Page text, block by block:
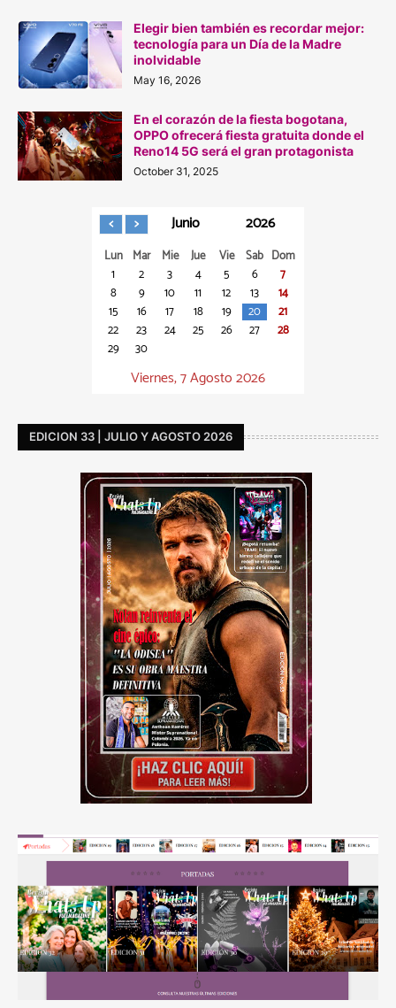
Elegir bien también es recordar mejor:
tecnología para un Día de la Madre
inolvidable
May 16, 2026
En el corazón de la fiesta bogotana,
OPPO ofrecerá fiesta gratuita donde el
Reno14 5G será el gran protagonista
October 31, 2025
Junio 2026
Lun Mar Mie Jue Vie Sab Dom
1
2 3 4 5 6
7
8
9 10 11 12 13
14
15
16 17 18 19 20
21
22
23 24 25 26 27
28
29
30
Viernes, 7 Agosto 2026
EDICION 33 | JULIO Y AGOSTO 2026